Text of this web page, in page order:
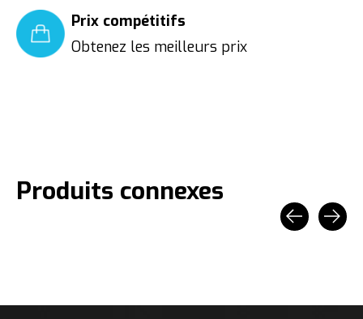
Prix compétitifs
Obtenez les meilleurs prix
Produits connexes